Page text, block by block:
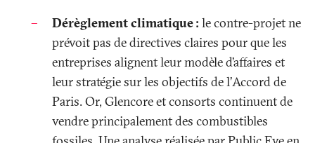
Dérèglement climatique: le contre-projet ne
prévoit pas de directives claires pour que les
entreprises alignent leur modèle d’affaires et
leur stratégie sur les objectifs de l’Accord de
Paris. Or, Glencore et consorts continuent de
vendre principalement des combustibles